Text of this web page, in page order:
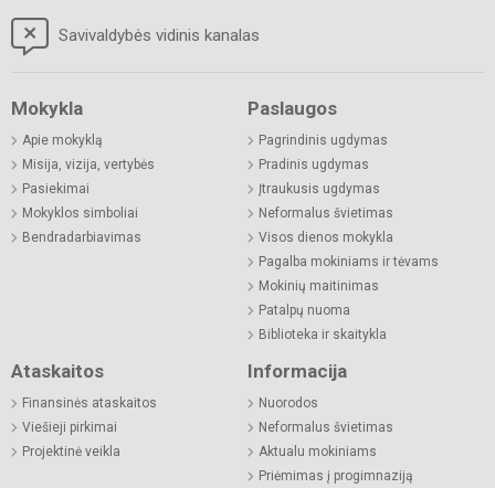
Savivaldybės vidinis kanalas
Mokykla
Apie mokyklą
Misija, vizija, vertybės
Pasiekimai
Mokyklos simboliai
Bendradarbiavimas
Paslaugos
Pagrindinis ugdymas
Pradinis ugdymas
Įtraukusis ugdymas
Neformalus švietimas
Visos dienos mokykla
Pagalba mokiniams ir tėvams
Mokinių maitinimas
Patalpų nuoma
Biblioteka ir skaitykla
Ataskaitos
Finansinės ataskaitos
Viešieji pirkimai
Projektinė veikla
Informacija
Nuorodos
Neformalus švietimas
Aktualu mokiniams
Priėmimas į progimnaziją